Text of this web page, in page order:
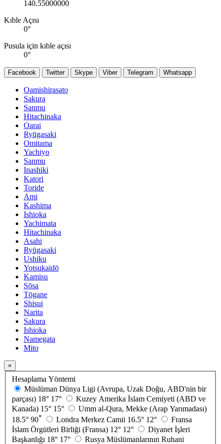
140.55000000
Kıble Açısı
0°
Pusula için kıble açısı
0°
Facebook Twitter Skype Viber Telegram Whatsapp
Oamishirasato
Sakura
Sanmu
Hitachinaka
Oarai
Ryūgasaki
Omitama
Yachiyo
Sanmu
Inashiki
Katori
Toride
Ami
Kashima
Ishioka
Yachimata
Hitachinaka
Asahi
Ryūgasaki
Ushiku
Yotsukaidō
Kamisu
Sōsa
Tōgane
Shisui
Narita
Sakura
Ishioka
Namegata
Mito
×
Hesaplama Yöntemi
Müslüman Dünya Ligi (Avrupa, Uzak Doğu, ABD'nin bir
parçası) 18° 17°
Kuzey Amerika İslam Cemiyeti (ABD ve
Kanada) 15° 15°
Umm al-Qura, Mekke (Arap Yarımadası)
18.5° 90* Londra Merkez Camii 16.5° 12°
Fransa
İslam Örgütleri Birliği (Fransa) 12° 12°
Diyanet İşleri
Başkanlığı 18° 17° Rusya Müslümanlarının Ruhani